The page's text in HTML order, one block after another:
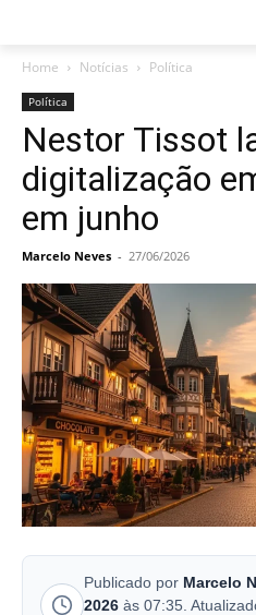
Home Notícias Política
Política
Nestor Tissot
digitalização
em junho
Marcelo Neves - 27/06/2026
Publicado por Marcelo
2026 às 07:35.